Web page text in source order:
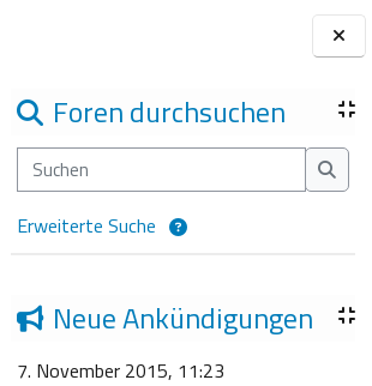
Blöcke
Foren durchsuchen
Suchen
Erweiterte Suche
Neue Ankündigungen
7. November 2015, 11:23